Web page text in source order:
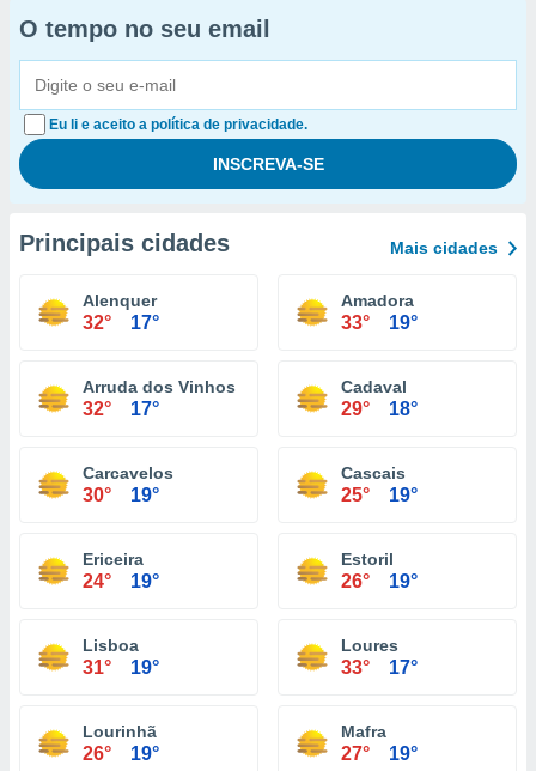
O tempo no seu email
Eu li e aceito a política de privacidade.
Principais cidades Mais cidades
Alenquer
32° 17°
Amadora
33° 19°
Arruda dos Vinhos
32° 17°
Cadaval
29° 18°
Carcavelos
30° 19°
Cascais
25° 19°
Ericeira
24° 19°
Estoril
26° 19°
Lisboa
31° 19°
Loures
33° 17°
Lourinhã
26° 19°
Mafra
27° 19°